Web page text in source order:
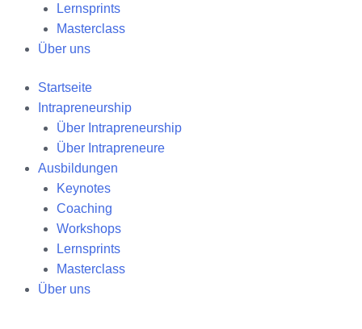
Lernsprints
Masterclass
Über uns
Startseite
Intrapreneurship
Über Intrapreneurship
Über Intrapreneure
Ausbildungen
Keynotes
Coaching
Workshops
Lernsprints
Masterclass
Über uns